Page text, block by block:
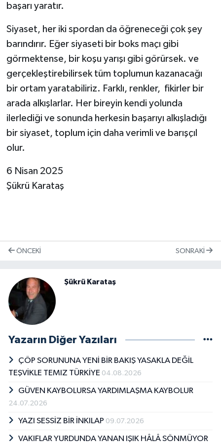
başarı yaratır.
Siyaset, her iki spordan da öğreneceği çok şey
barındırır. Eğer siyaseti bir boks maçı gibi
görmektense, bir koşu yarışı gibi görürsek. ve
gerçekleştirebilirsek tüm toplumun kazanacağı
bir ortam yaratabiliriz. Farklı, renkler, fikirler bir
arada alkışlarlar. Her bireyin kendi yolunda
ilerlediği ve sonunda herkesin başarıyı alkışladığı
bir siyaset, toplum için daha verimli ve barışçıl
olur.
6 Nisan 2025
Şükrü Karataş
ÖNCEKI SONRAKI
Şükrü Karataş
Yazarın Diğer Yazıları
ÇÖP SORUNUNA YENİ BİR BAKIŞ YASAKLA DEĞİL
TEŞVİKLE TEMIZ TÜRKİYE 04.08.2026
GÜVEN KAYBOLURSA YARDIMLAŞMA KAYBOLUR
24.07.2026
YAZI SESSİZ BİR İNKILAP 09.07.2026
VAKIFLAR YURDUNDA YANAN IŞIK HÂLÂ SÖNMÜYOR